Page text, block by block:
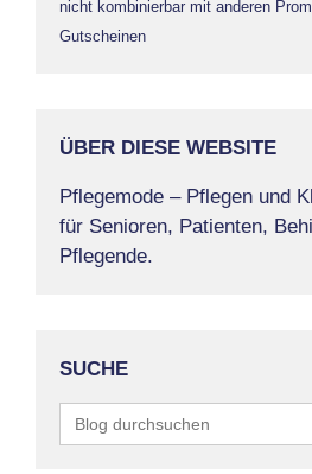
nicht kombinierbar mit anderen
Gutscheinen
ÜBER DIESE WEBSITE
Pflegemode – Pflegen und
für Senioren, Patienten,
Pflegende.
SUCHE
Search
for: